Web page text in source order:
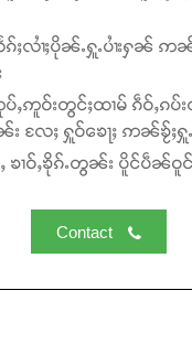
ၵ်ႈလၢႆႈပိုၼ်ႉႁူႉပၢႆးႁၼ် ဢ
ပ်ႇဢူဝ်းတွင်ႈထၢမ် ၵဵဝ်ႇၵပ်း
ၼ်း လႄႈ ႁူဝ်ၶေႃႈ ဢၼ်ၶႂ်ႈႁူ
ၶၢဝ်ႇၶိုၵ်ႉတွၼ်း ပိူင်ပဵၼ်ဝူ
Contact